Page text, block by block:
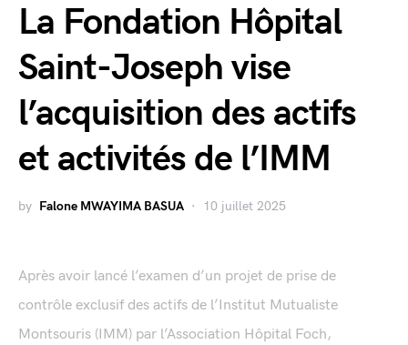
La Fondation Hôpital
Saint-Joseph vise
l’acquisition des actifs
et activités de l’IMM
by Falone MWAYIMA BASUA 10 juillet 2025
Après avoir lancé l’examen d’un projet de prise de
contrôle exclusif des actifs de l’Institut Mutualiste
Montsouris (IMM) par l’Association Hôpital Foch,